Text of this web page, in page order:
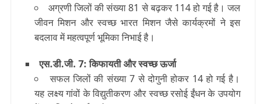
अग्रणी जिलों की संख्या 81 से बढ़कर 114 हो गई है। जल
जीवन मिशन और स्वच्छ भारत मिशन जैसे कार्यक्रमों ने इस
बदलाव में महत्वपूर्ण भूमिका निभाई है।
एस.डी.जी. 7: किफायती और स्वच्छ ऊर्जा
सफल जिलों की संख्या 7 से दोगुनी होकर 14 हो गई है।
यह लक्ष्य गांवों के विद्युतीकरण और स्वच्छ रसोई ईंधन के उपयोग